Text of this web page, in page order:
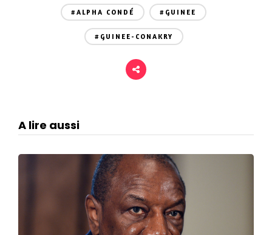
#ALPHA CONDÉ #GUINEE
#GUINEE-CONAKRY
A lire aussi